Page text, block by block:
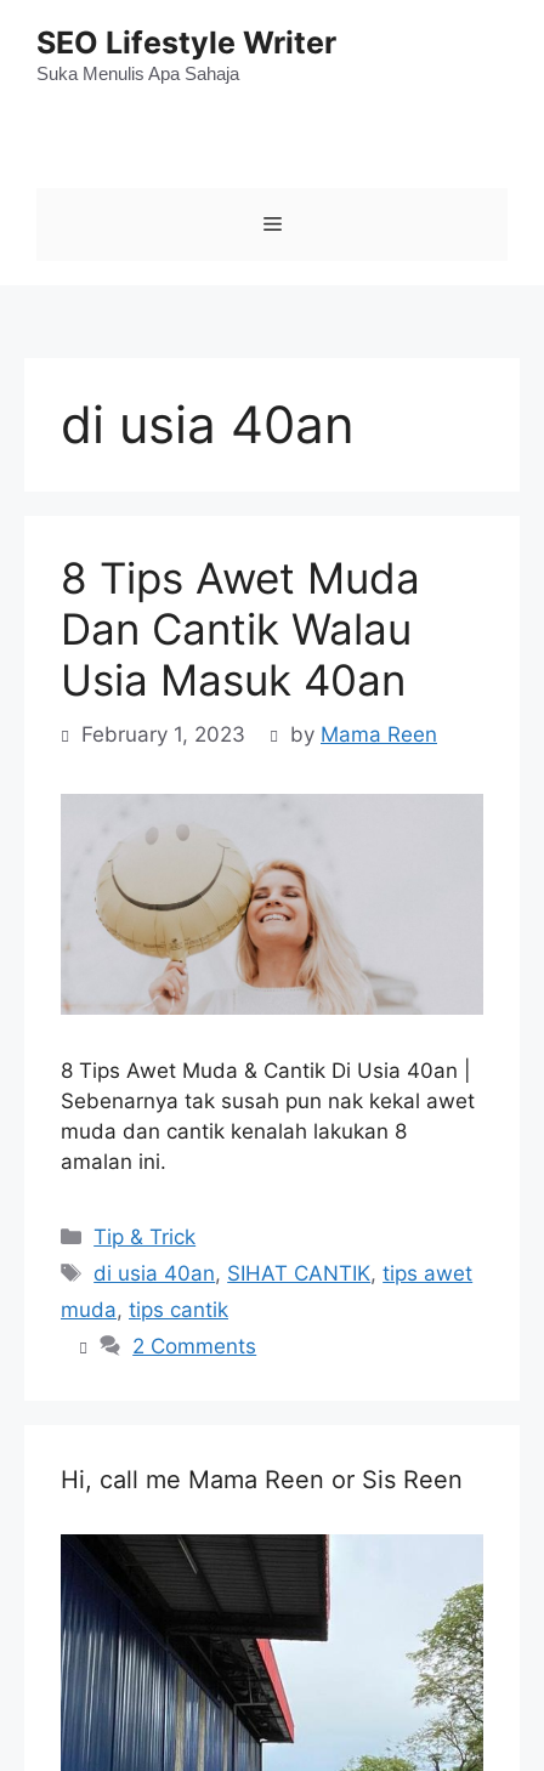
content
SEO Lifestyle Writer
Suka Menulis Apa Sahaja
Menu
di usia 40an
8 Tips Awet Muda
Dan Cantik Walau
Usia Masuk 40an
February 1, 2023 by Mama Reen
8 Tips Awet Muda & Cantik Di Usia 40an |
Sebenarnya tak susah pun nak kekal awet
muda dan cantik kenalah lakukan 8
amalan ini.
Categories
Tip & Trick
Tags
di usia 40an, SIHAT CANTIK,tips awet
muda, tips cantik
2 Comments
Hi, call me Mama Reen or Sis Reen